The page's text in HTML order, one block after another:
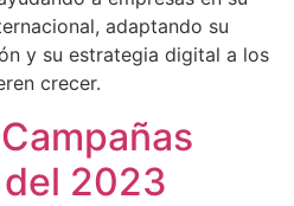
adaptando su
y su estrategia digital a los
crecer.
2023